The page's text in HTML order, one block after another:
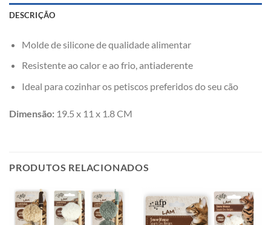
DESCRIÇÃO
Molde de silicone de qualidade alimentar
Resistente ao calor e ao frio, antiaderente
Ideal para cozinhar os petiscos preferidos do seu cão
Dimensão: 19.5 x 11 x 1.8 CM
PRODUTOS RELACIONADOS